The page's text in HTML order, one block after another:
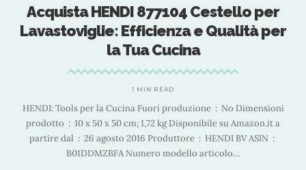
Acquista HENDI 877104 Cestello per
Lavastoviglie: Efficienza e Qualità per
la Tua Cucina
1 MIN READ
HENDI: Tools per la Cucina Fuori produzione ‏ : ‎ No Dimensioni
prodotto ‏ : ‎ 10 x 50 x 50 cm; 1,72 kg Disponibile su Amazon.it a
partire dal ‏ : ‎ 26 agosto 2016 Produttore ‏ : ‎ HENDI BV ASIN ‏ : ‎
B01DDMZBFA Numero modello articolo…